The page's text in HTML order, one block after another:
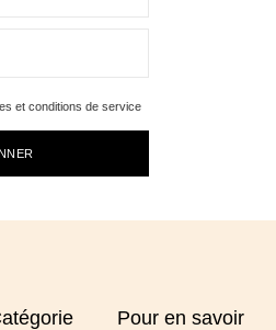
et conditions de service
Pour en savoir